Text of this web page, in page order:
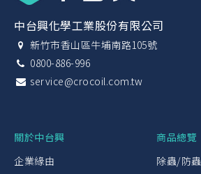
中台興化學工業股份有限公司
新竹市香山區牛埔南路105號
0800-886-996
service@crocoil.com.tw
關於中台興
企業緣由
商品總覽
除蟲/防蟲